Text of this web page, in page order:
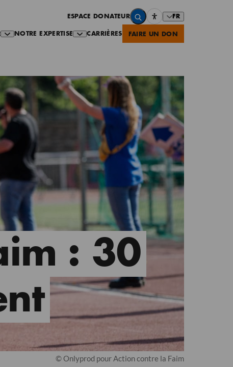
ESPACE DONATEUR FR
NOTRE EXPERTISE CARRIÈRES FAIRE UN DON
© Onlyprod pour Action contre la Faim
: 30